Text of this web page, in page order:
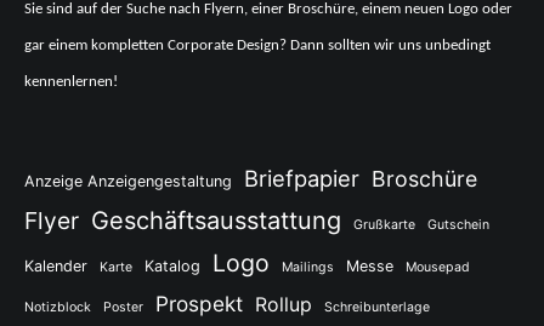
Sie sind auf der Suche nach Flyern, einer Broschüre, einem neuen Logo oder
gar einem kompletten Corporate Design? Dann sollten wir uns unbedingt
kennenlernen!
Anzeige Anzeigengestaltung Briefpapier Broschüre
Flyer Geschäftsausstattung Grußkarte Gutschein
Kalender Karte Katalog Logo Mailings Messe Mousepad
Notizblock Poster Prospekt Rollup Schreibunterlage